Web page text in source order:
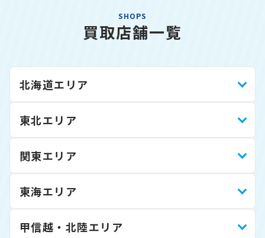
SHOPS
買取店舗一覧
北海道エリア
東北エリア
関東エリア
東海エリア
甲信越・北陸エリア